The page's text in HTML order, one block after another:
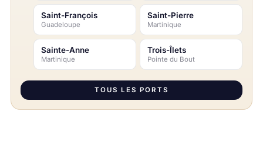
Saint-François
Guadeloupe
Saint-Pierre
Martinique
Sainte-Anne
Martinique
Trois-Îlets
Pointe du Bout
TOUS LES PORTS